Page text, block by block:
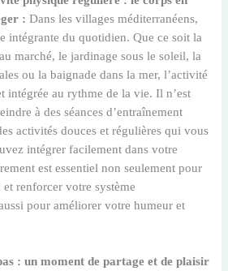
: Dans les villages méditerranéens,
intégrante du quotidien. Que ce soit la
marché, le jardinage sous le soleil, la
ou la baignade dans la mer, l’activité
intégrée au rythme de la vie. Il n’est
à des séances d’entraînement
activités douces et régulières qui vous
intégrer facilement dans votre
est essentiel non seulement pour
renforcer votre système
pour améliorer votre humeur et
: un moment de partage et de plaisir